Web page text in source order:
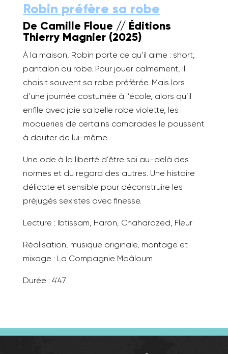
Robin préfère sa robe
De Camille Floue // Éditions
Thierry Magnier (2025)
À la maison, Robin porte ce qu’il aime : short,
pantalon ou robe. Pour jouer calmement, il
choisit souvent sa robe préférée. Mais lors
d’une journée costumée à l’école, alors qu’il
enfile avec joie sa belle robe violette, les
moqueries de certains camarades le poussent
à douter de lui-même.
Une ode à la liberté d’être soi au-delà des
normes et du regard des autres. Une histoire
délicate et sensible pour déconstruire les
préjugés sexistes avec finesse.
Lecture : Ibtissam, Haron, Chaharazed, Fleur
Réalisation, musique originale, montage et
mixage : La Compagnie Maâloum
Durée : 4’47